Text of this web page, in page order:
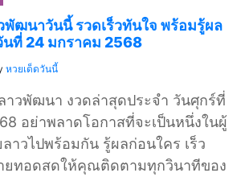
พัฒนาวันนี้ รวดเร็วทันใจ พร้อมรู้ผล
นที่ 24 มกราคม 2568
หวยเด็ดวันนี้
าวพัฒนา งวดล่าสุดประจำ วันศุกร์ที่
อย่าพลาดโอกาสที่จะเป็นหนึ่งในผู้
าวไปพร้อมกัน รู้ผลก่อนใคร เร็ว
ยทอดสดให้คุณติดตามทุกวินาทีของ